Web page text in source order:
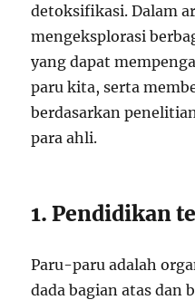
detoksifikasi. Dalam
mengeksplorasi
yang dapat
paru kita, serta
berdasarkan
para ahli.
1. Pendidikan
Paru-paru adalah
dada bagian atas dan